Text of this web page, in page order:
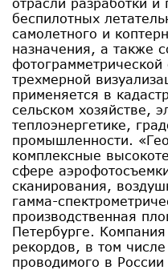
беспилотных
самолетного и
назначения, а также
трехмерной
применяется в
сельском хозяйстве,
теплоэнергетике,
промышленности.
комплексные
сфере
сканирования,
гамма-
производственная
Петербурге.
рекордов, в том
проводимого в